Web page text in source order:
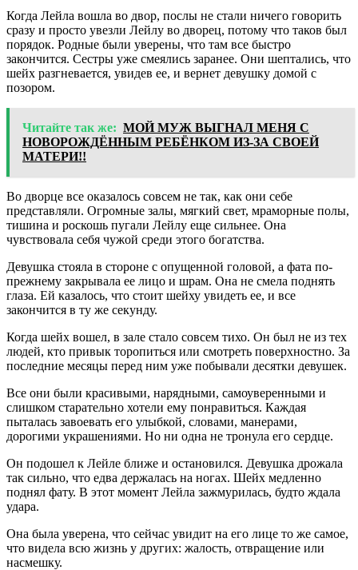
Когда Лейла вошла во двор, послы не стали ничего говорить
сразу и просто увезли Лейлу во дворец, потому что таков был
порядок. Родные были уверены, что там все быстро
закончится. Сестры уже смеялись заранее. Они шептались, что
шейх разгневается, увидев ее, и вернет девушку домой с
позором.
Читайте так же: МОЙ МУЖ ВЫГНАЛ МЕНЯ С
НОВОРOЖДЁННЫМ РЕБЁНКОМ ИЗ-ЗА СВОЕЙ
МАТЕРИ!!
Во дворце все оказалось совсем не так, как они себе
представляли. Огромные залы, мягкий свет, мраморные полы,
тишина и роскошь пугали Лейлу еще сильнее. Она
чувствовала себя чужой среди этого богатства.
Девушка стояла в стороне с опущенной головой, а фата по-
прежнему закрывала ее лицо и шрам. Она не смела поднять
глаза. Ей казалось, что стоит шейху увидеть ее, и все
закончится в ту же секунду.
Когда шейх вошел, в зале стало совсем тихо. Он был не из тех
людей, кто привык торопиться или смотреть поверхностно. За
последние месяцы перед ним уже побывали десятки девушек.
Все они были красивыми, нарядными, самоуверенными и
слишком старательно хотели ему понравиться. Каждая
пыталась завоевать его улыбкой, словами, манерами,
дорогими украшениями. Но ни одна не тронула его сердце.
Он подошел к Лейле ближе и остановился. Девушка дрожала
так сильно, что едва держалась на ногах. Шейх медленно
поднял фату. В этот момент Лейла зажмурилась, будто ждала
удара.
Она была уверена, что сейчас увидит на его лице то же самое,
что видела всю жизнь у других: жалость, отвращение или
насмешку.